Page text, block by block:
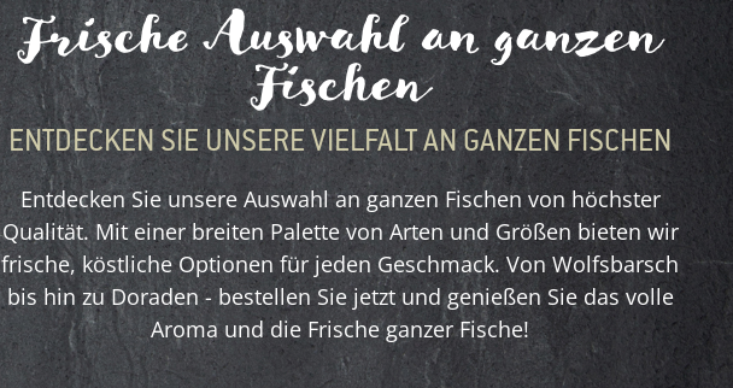
Frische Auswahl an ganzen
Fischen
ENTDECKEN SIE UNSERE VIELFALT AN GANZEN FISCHEN
Entdecken Sie unsere Auswahl an ganzen Fischen von höchster
Qualität. Mit einer breiten Palette von Arten und Größen bieten wir
frische, köstliche Optionen für jeden Geschmack. Von Wolfsbarsch
bis hin zu Doraden - bestellen Sie jetzt und genießen Sie das volle
Aroma und die Frische ganzer Fische!